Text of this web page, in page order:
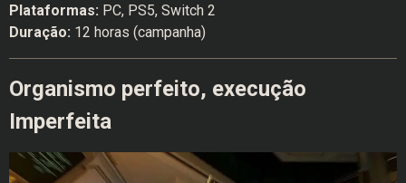
Plataformas: PC, PS5, Switch 2
Duração: 12 horas (campanha)
Organismo perfeito, execução
Imperfeita